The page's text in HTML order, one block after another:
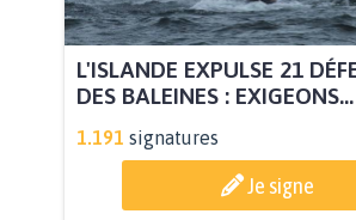
L'ISLANDE EXPULSE 21
DES BALEINES : EXIGEONS...
1.191 signatures
Je signe